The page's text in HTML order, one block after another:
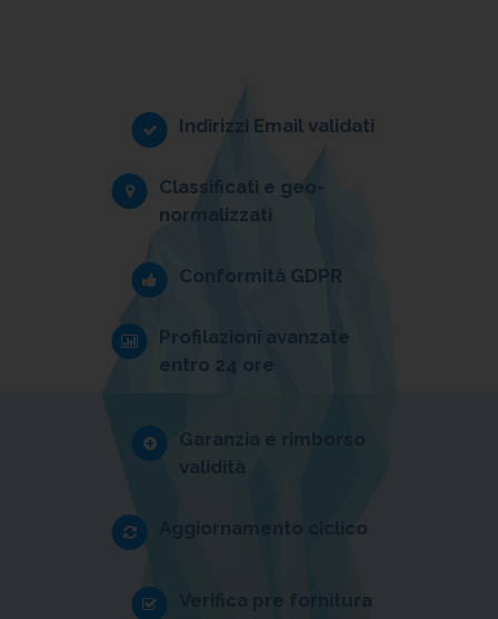
Indirizzi Email validati
Classificati e geo-
normalizzati
Conformità GDPR
Profilazioni avanzate
entro 24 ore
Aggiornamento ciclico
Verifica pre fornitura